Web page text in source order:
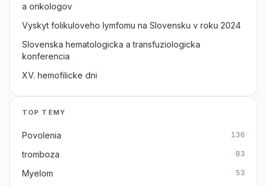
a onkologov
Vyskyt folikuloveho lymfomu na Slovensku v roku 2024
Slovenska hematologicka a transfuziologicka
konferencia
XV. hemofilicke dni
TOP TÉMY
Povolenia 136
tromboza 83
Myelom 53